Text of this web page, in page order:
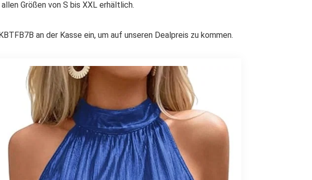
Größen von S bis XXL erhältlich.
an der Kasse ein, um auf unseren Dealpreis zu kommen.